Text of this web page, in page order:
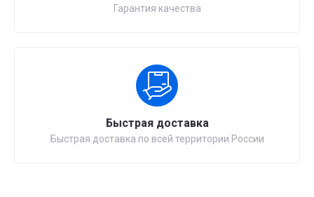
Гарантия качества
Быстрая доставка
Быстрая доставка по всей территории России